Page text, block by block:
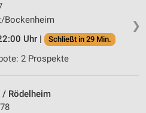
❯
Bockenheim
Uhr |
Schließt in 29 Min.
2 Prospekte
/ Rödelheim